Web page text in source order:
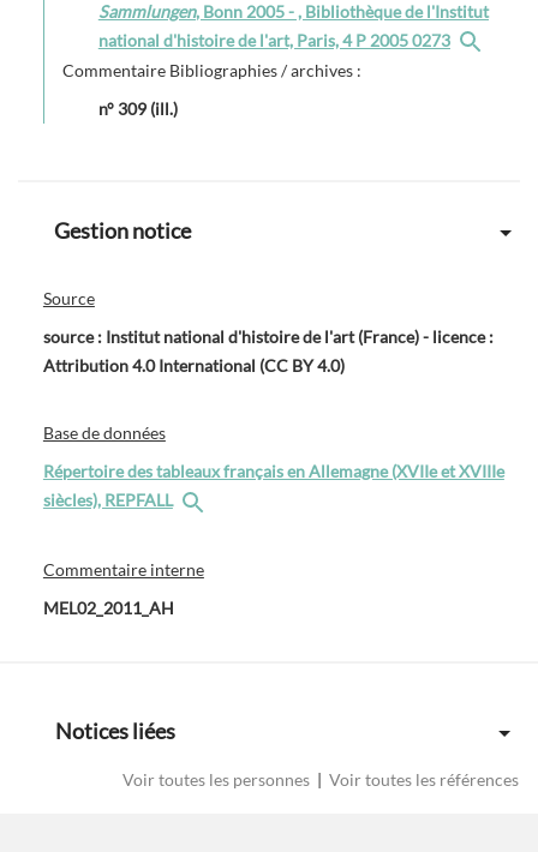
Sammlungen, Bonn 2005 - , Bibliothèque de l'Institut
national d'histoire de l'art, Paris, 4 P 2005 0273
Commentaire Bibliographies / archives :
n° 309 (ill.)
Gestion notice
Source
source : Institut national d'histoire de l'art (France) - licence :
Attribution 4.0 International (CC BY 4.0)
Base de données
Répertoire des tableaux français en Allemagne (XVIIe et XVIIIe
siècles), REPFALL
Commentaire interne
MEL02_2011_AH
Notices liées
Voir toutes les personnes | Voir toutes les références